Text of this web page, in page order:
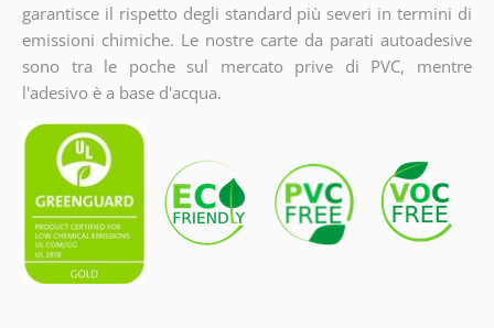
garantisce il rispetto degli standard più severi in termini di
emissioni chimiche. Le nostre carte da parati autoadesive
sono tra le poche sul mercato prive di PVC, mentre
l'adesivo è a base d'acqua.